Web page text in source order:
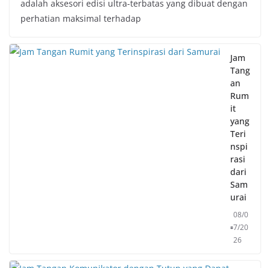
adalah aksesori edisi ultra-terbatas yang dibuat dengan
perhatian maksimal terhadap
Jam
Tang
an
Rum
it
yang
Teri
nspi
rasi
dari
Sam
urai
08/0
7/20
26